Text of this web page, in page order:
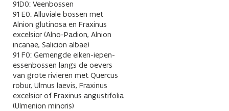
91D0: Veenbossen
91 E0: Alluviale bossen met
Alnion glutinosa en Fraxinus
excelsior (Alno-Padion, Alnion
incanae, Salicion albae)
91 F0: Gemengde eiken-iepen-
essenbossen langs de oevers
van grote rivieren met Quercus
robur, Ulmus laevis, Fraxinus
excelsior of Fraxinus angustifolia
(Ulmenion minoris)